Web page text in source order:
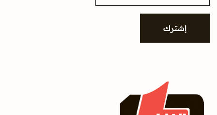
i
إشترك